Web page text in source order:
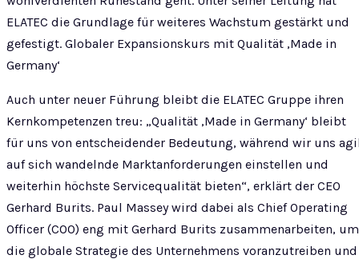
ELATEC die Grundlage für weiteres Wachstum gestärkt und
gefestigt. Globaler Expansionskurs mit Qualität ‚Made in
Germany‘
Auch unter neuer Führung bleibt die ELATEC Gruppe ihren
Kernkompetenzen treu: „Qualität ‚Made in Germany‘ bleibt
für uns von entscheidender Bedeutung, während wir uns
auf sich wandelnde Marktanforderungen einstellen und
weiterhin höchste Servicequalität bieten“, erklärt der CEO
Gerhard Burits. Paul Massey wird dabei als Chief Operating
Officer (COO) eng mit Gerhard Burits zusammenarbeiten, um
die globale Strategie des Unternehmens voranzutreiben und